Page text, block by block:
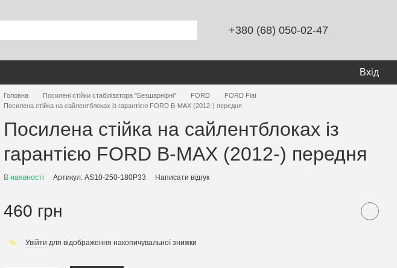
+380 (68) 050-02-47
Вхід
Головна Посилені стійки стабілізатора "Безшарнірні" FORD
FORD Fiat
Посилена стійка на сайлентблоках із гарантією FORD B-MAX (2012-) передня
Посилена стійка на сайлентблоках із
гарантією FORD B-MAX (2012-) передня
В наявності Артикул: AS10-250-180P33 Написати відгук
460 грн
% Увійти для відображення накопичувальної знижки